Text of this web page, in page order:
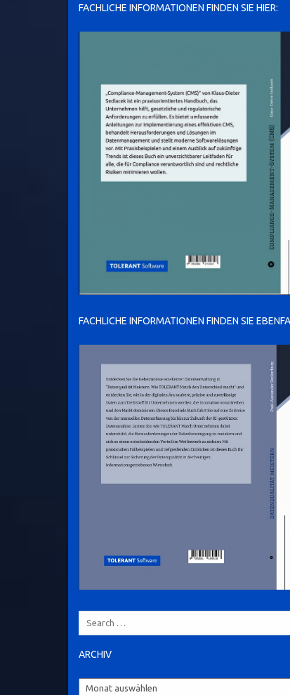
FACHLICHE INFORMATIONEN FINDEN SIE HIER:
FACHLICHE INFORMATIONEN FINDEN SIE
ARCHIV
Archiv